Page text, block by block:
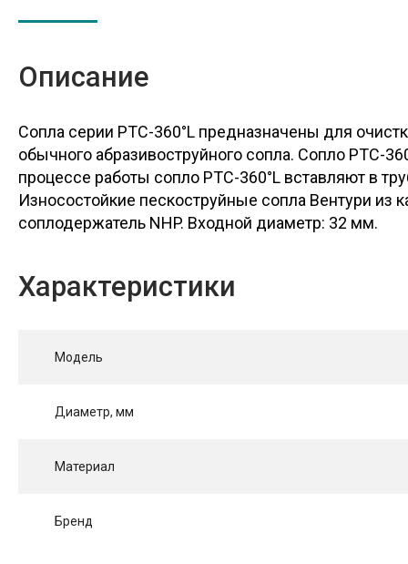
Описание
Сопла серии PTC-360°L предназначены для
обычного абразивоструйного сопла. Сопло
процессе работы сопло PTC-360°L вставляют в
Износостойкие пескоструйные сопла Вентури
соплодержатель NHP. Входной диаметр: 32 мм.
Характеристики
Модель
Диаметр, мм
Материал
Бренд